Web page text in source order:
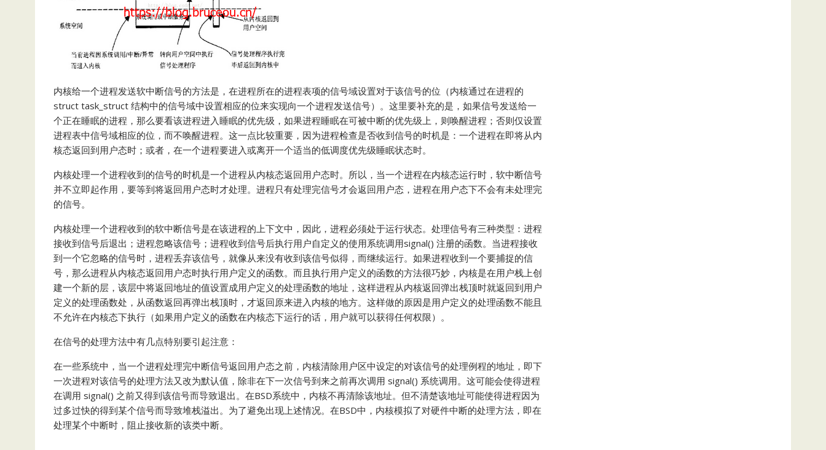
内核给一个进程发送软中断信号的方法是，在进程所在的进程表项的信号域设置对于该信号的位（内核通过在进程的
struct task_struct 结构中的信号域中设置相应的位来实现向一个进程发送信号）。这里要补充的是，如果信号发送给一
个正在睡眠的进程，那么要看该进程进入睡眠的优先级，如果进程睡眠在可被中断的优先级上，则唤醒进程；否则仅设置
进程表中信号域相应的位，而不唤醒进程。这一点比较重要，因为进程检查是否收到信号的时机是：一个进程在即将从内
核态返回到用户态时；或者，在一个进程要进入或离开一个适当的低调度优先级睡眠状态时。
内核处理一个进程收到的信号的时机是一个进程从内核态返回用户态时。所以，当一个进程在内核态运行时，软中断信号
并不立即起作用，要等到将返回用户态时才处理。进程只有处理完信号才会返回用户态，进程在用户态下不会有未处理完
的信号。
内核处理一个进程收到的软中断信号是在该进程的上下文中，因此，进程必须处于运行状态。处理信号有三种类型：进程
接收到信号后退出；进程忽略该信号；进程收到信号后执行用户自定义的使用系统调用signal() 注册的函数。当进程接收
到一个它忽略的信号时，进程丢弃该信号，就像从来没有收到该信号似得，而继续运行。如果进程收到一个要捕捉的信
号，那么进程从内核态返回用户态时执行用户定义的函数。而且执行用户定义的函数的方法很巧妙，内核是在用户栈上创
建一个新的层，该层中将返回地址的值设置成用户定义的处理函数的地址，这样进程从内核返回弹出栈顶时就返回到用户
定义的处理函数处，从函数返回再弹出栈顶时，才返回原来进入内核的地方。这样做的原因是用户定义的处理函数不能且
不允许在内核态下执行（如果用户定义的函数在内核态下运行的话，用户就可以获得任何权限）。
在信号的处理方法中有几点特别要引起注意：
在一些系统中，当一个进程处理完中断信号返回用户态之前，内核清除用户区中设定的对该信号的处理例程的地址，即下
一次进程对该信号的处理方法又改为默认值，除非在下一次信号到来之前再次调用 signal() 系统调用。这可能会使得进程
在调用 signal() 之前又得到该信号而导致退出。在BSD系统中，内核不再清除该地址。但不清楚该地址可能使得进程因为
过多过快的得到某个信号而导致堆栈溢出。为了避免出现上述情况。在BSD中，内核模拟了对硬件中断的处理方法，即在
处理某个中断时，阻止接收新的该类中断。